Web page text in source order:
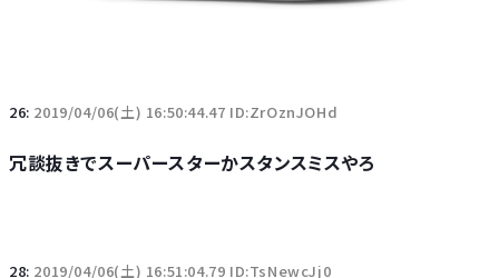
26: 2019/04/06(土) 16:50:44.47 ID:ZrOznJOHd
冗談抜きでスーパースターかスタンスミスやろ
28: 2019/04/06(土) 16:51:04.79 ID:TsNewcJj0